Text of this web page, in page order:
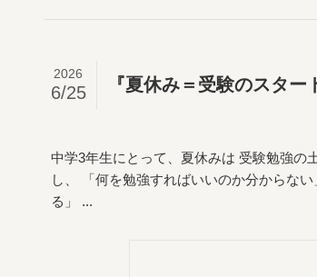
『夏休み＝受験のスター
2026
6/25
中学3年生にとって、夏休みは 受験勉強の
し、 「何を勉強すればいいのか分からな
る」 ...